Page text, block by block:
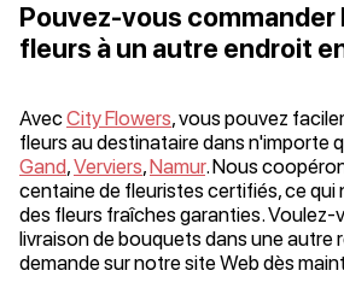
Pouvez-vous commander
fleurs à un autre endroit
AvecCity Flowers, vous pouvez
fleurs au destinataire dans n'importe
Gand,Verviers,Namur. Nous
centaine de fleuristes certifiés, ce qui
des fleurs fraîches garanties. Voulez-
livraison de bouquets dans une autre
demande sur notre site Web dès